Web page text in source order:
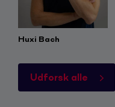
Udforsk alle
Huxi Bach